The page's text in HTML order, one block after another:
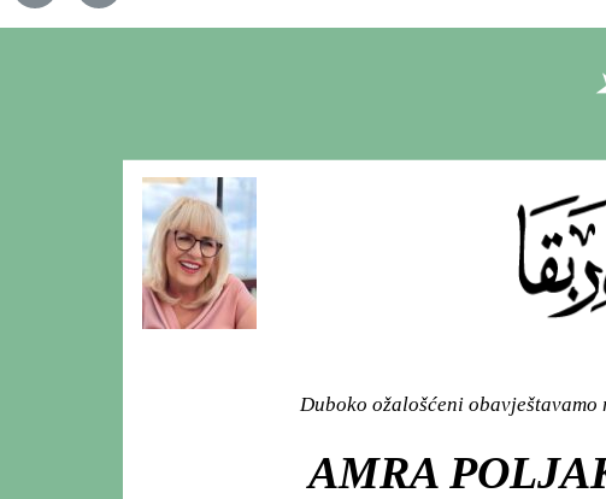
Duboko ožalošćeni
AMRA